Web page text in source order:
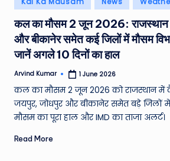
e
a
t
er
,
T
e
in
कल का मौसम 2 जून 2026:
और बीकानेर समेत कई जिलों में मौसम
जानें अगले 10 दिनों का हाल
Posted
Arvind Kumar 1 June 2026
कल का मौसम 2 जून 2026 को राजस्थान में
जयपुर, जोधपुर और बीकानेर समेत बड़े जिलों
मौसम का पूरा हाल और IMD का ताजा अलर्ट।
Read More